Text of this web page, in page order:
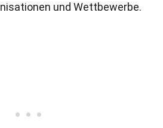
und Wettbewerbe.